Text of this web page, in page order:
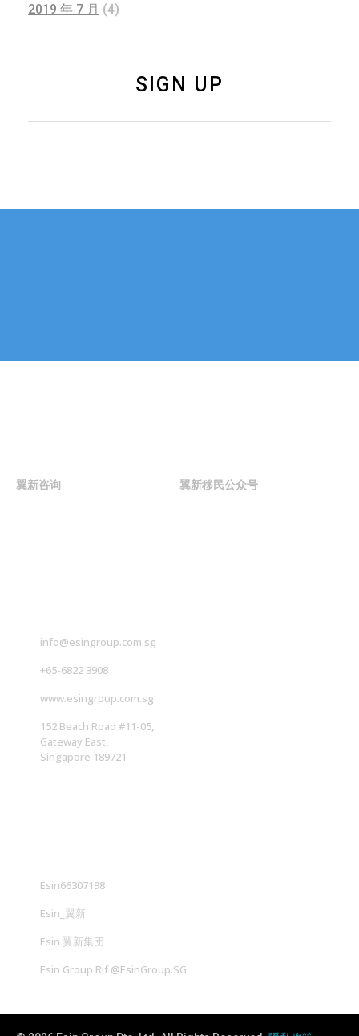
2019 年 7 月 (4)
SIGN UP
翼新咨询 翼新移民公众号
info@esingroup.com.sg
+65-6822 3908
www.esingroup.com.sg
152 Beach Road #11-05,
Gateway East,
Singapore 189721
Esin66307198
Esin_翼新
Esin 翼新集団
Esin Group Rif @EsinGroup.SG